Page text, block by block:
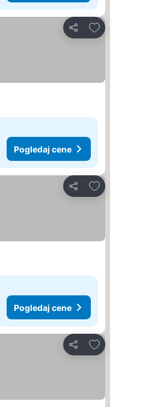
Deli
Dodati u favorite
Pogledaj cene
Deli
Dodati u favorite
Pogledaj cene
Deli
Dodati u favorite